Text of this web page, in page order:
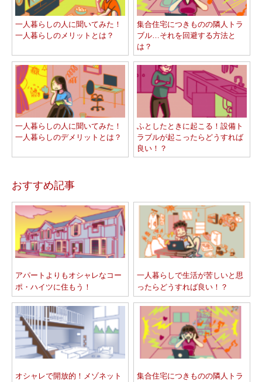
一人暮らしの人に聞いてみた！
一人暮らしのメリットとは？
集合住宅につきものの隣人トラ
ブル…それを回避する方法と
は？
一人暮らしの人に聞いてみた！
一人暮らしのデメリットとは？
ふとしたときに起こる！設備ト
ラブルが起こったらどうすれば
良い！？
おすすめ記事
アパートよりもオシャレなコー
ポ・ハイツに住もう！
一人暮らしで生活が苦しいと思
ったらどうすれば良い！？
オシャレで開放的！メゾネット
集合住宅につきものの隣人トラ